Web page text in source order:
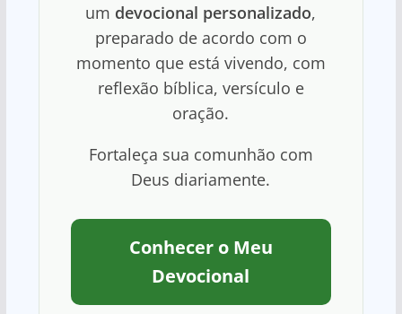
um devocional personalizado,
preparado de acordo com o
momento que está vivendo, com
reflexão bíblica, versículo e
oração.
Fortaleça sua comunhão com
Deus diariamente.
Conhecer o Meu
Devocional